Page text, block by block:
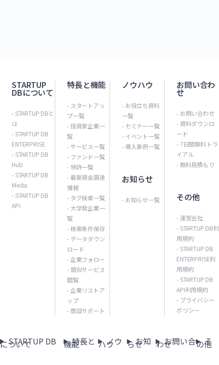
STARTUP
DBについて
- STARTUP DBと
は
- STARTUP DB
ENTERPRISE
- STARTUP DB
Hub
- STARTUP DB
Media
- STARTUP DB
API
特長と機能
- スタートアッ
プ一覧
- 投資家企業一
覧
- サービス一覧
- ファンド一覧
- 特許一覧
- 最新資金調達
情報
- タグ検索一覧
- 大学発企業一
覧
- 検索条件保存
- データダウン
ロード
- 企業フォロー
- 類似サービス
閲覧
- 企業リストア
ップ
- 商談サポート
ノウハウ
- お役立ち資料
一覧
- セミナー一覧
- イベント一覧
- 導入事例一覧
お知らせ
- お知らせ一覧
お問い合わ
せ
- お問い合わせ
- 資料ダウンロ
ード
- 7日間無料トラ
イアル
- 無料見積もり
その他
- 運営会社
- STARTUP DB利
用規約
- STARTUP DB
ENTERPRISE利
用規約
- STARTUP DB
API利用規約
- プライバシー
ポリシー
STARTUP DB
について 特長と
機能 ノウ
ハウ お知
らせ お問い合
わせ そ
の他